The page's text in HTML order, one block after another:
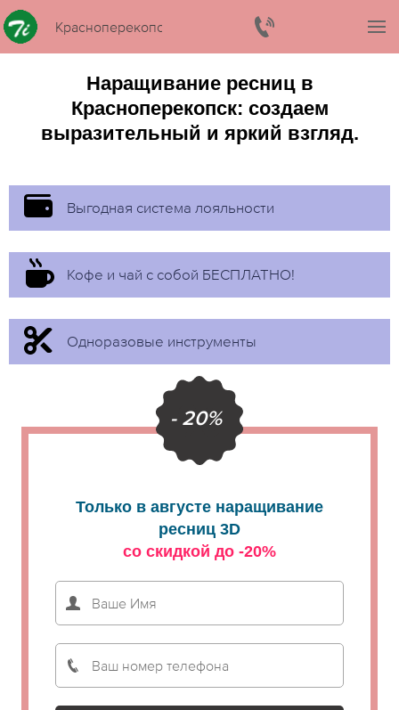
Красноперекопск
Наращивание ресниц в
Красноперекопск: создаем
выразительный и яркий взгляд.
Выгодная система лояльности
Кофе и чай с собой БЕСПЛАТНО!
Одноразовые инструменты
- 20%
Только в августе наращивание
ресниц 3D
со скидкой до -20%